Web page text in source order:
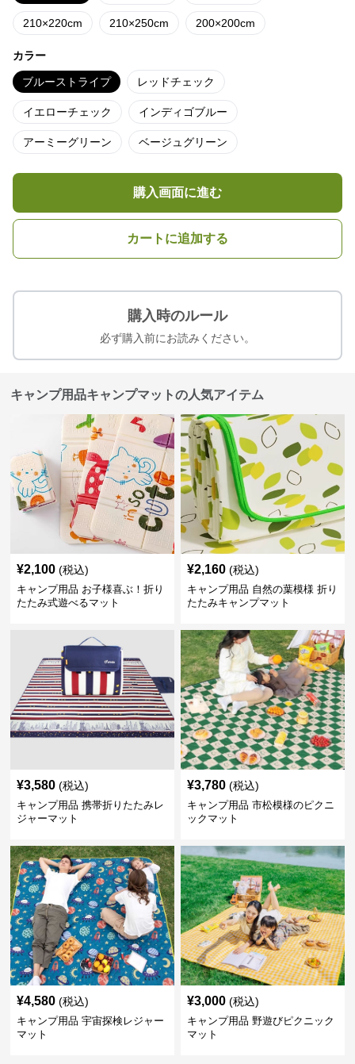
210×220cm 210×250cm 200×200cm
カラー
ブルーストライプ レッドチェック
イエローチェック インディゴブルー
アーミーグリーン ベージュグリーン
購入画面に進む
カートに追加する
購入時のルール
必ず購入前にお読みください。
キャンプ用品キャンプマットの人気アイテム
¥2,100 (税込)
キャンプ用品 お子様喜ぶ！折り
たたみ式遊べるマット
¥2,160 (税込)
キャンプ用品 自然の葉模様 折り
たたみキャンプマット
¥3,580 (税込)
キャンプ用品 携帯折りたたみレ
ジャーマット
¥3,780 (税込)
キャンプ用品 市松模様のピクニ
ックマット
¥4,580 (税込)
キャンプ用品 宇宙探検レジャー
マット
¥3,000 (税込)
キャンプ用品 野遊びピクニック
マット